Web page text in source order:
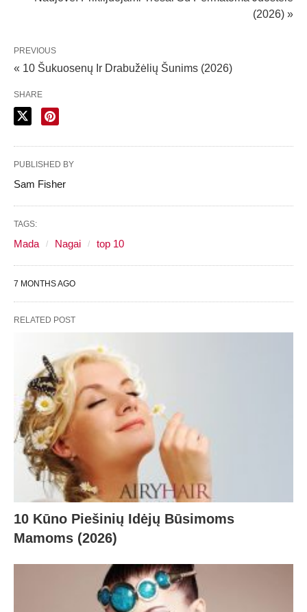
(2026) »
PREVIOUS
« 10 Šukuosenų Ir Drabužėlių Šunims (2026)
SHARE
PUBLISHED BY
Sam Fisher
TAGS:
Mada Nagai top 10
7 MONTHS AGO
RELATED POST
10 Kūno Piešinių Idėjų Būsimoms
Mamoms (2026)